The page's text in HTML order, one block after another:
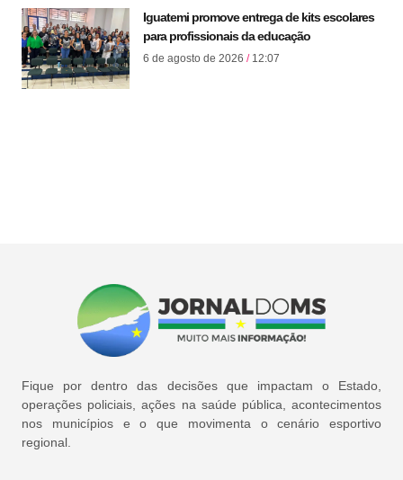
Iguatemi promove entrega de kits escolares
para profissionais da educação
6 de agosto de 2026 12:07
Fique por dentro das decisões que impactam o Estado,
operações policiais, ações na saúde pública, acontecimentos
nos municípios e o que movimenta o cenário esportivo
regional.